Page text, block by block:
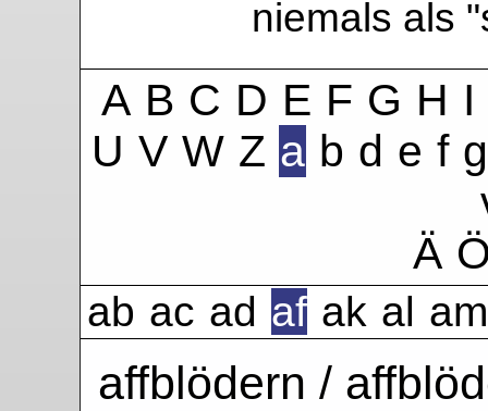
niemals als
A B C D E F G H I
U V W Z a b d e f g
Ä
ab ac ad af ak al am
affblödern /